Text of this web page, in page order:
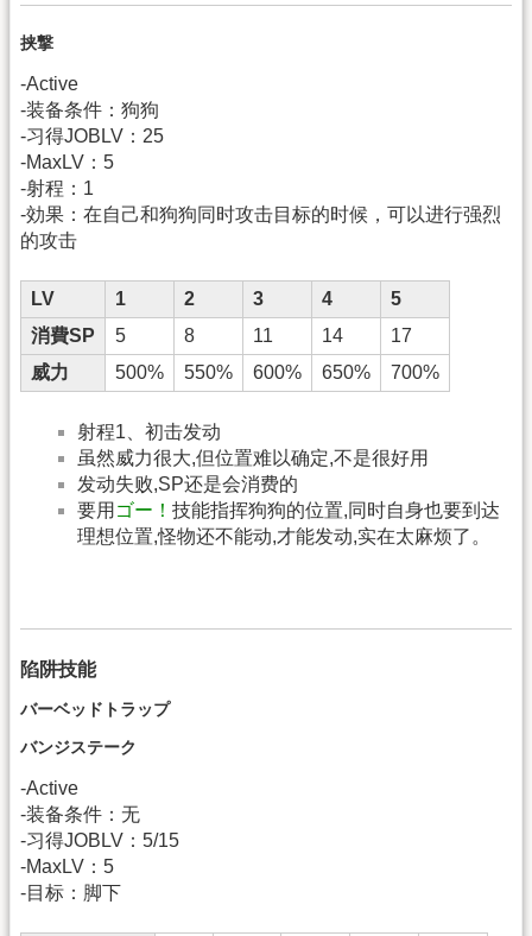
挟撃
-Active
-装备条件：狗狗
-习得JOBLV：25
-MaxLV：5
-射程：1
-効果：在自己和狗狗同时攻击目标的时候，可以进行强烈
的攻击
LV 1 2 3 4
5
消費SP
5 8 11 14
17
威力
500% 550% 600% 650% 700%
射程1、初击发动
虽然威力很大,但位置难以确定,不是很好用
发动失败,SP还是会消费的
要用 ゴー！ 技能指挥狗狗的位置,同时自身也要到达
理想位置,怪物还不能动,才能发动,实在太麻烦了。
陷阱技能
バーベッドトラップ
バンジステーク
-Active
-装备条件：无
-习得JOBLV：5/15
-MaxLV：5
-目标：脚下